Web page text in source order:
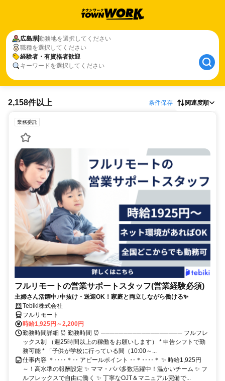
広島県勤務地を選択してください
職種を選択してください
経験者・有資格者歓迎
キーワードを選択してください
2,158件以上 条件保存 関連度順
業務委託
フルリモートの営業サポートスタッフ(営業経験必須)
主婦さん活躍中♪中抜け・送迎OK！家庭と両立しながら働ける✨
Tebiki株式会社
フルリモート
時給1,925円～2,200円
勤務時間詳細 ⏰ 勤務時間 ⏰ ────────────────── フルフレ
ックス制 （週25時間以上の稼働をお願いします） * 申告シフトで勤
務可能 * 「子供が学校に行っている間（10:00～...
仕事内容 ＊‥‥＊‥ アピールポイント ‥＊‥‥＊ ✨ 時給1,925円
～！高水準の報酬設定 ✨ ママ・パパ多数活躍中！温かいチーム ✨ フ
ルフレックスで自由に働く ✨ 丁寧なOJT＆マニュアル完備で...